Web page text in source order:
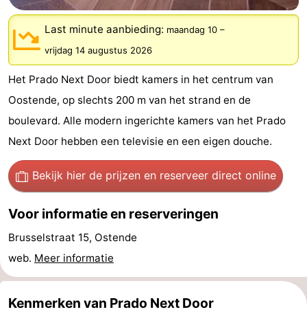
Musea
-
Monumenten
Kerken
-
Uitkijkpunten
Attracties
-
Rondvaarten
-
Speeltuinen
-
Binnenspeeltuinen
-
Minigolfbanen
Wellness
Last minute aanbieding: maandag 10 –
vrijdag 14 augustus 2026
Het Prado Next Door biedt kamers in het centrum van
Oostende, op slechts 200 m van het strand en de
boulevard. Alle modern ingerichte kamers van het Prado
Next Door hebben een televisie en een eigen douche.
Bekijk hier de prijzen en reserveer direct online
Voor informatie en reserveringen
Brusselstraat 15, Ostende
web. Meer informatie
Kenmerken van Prado Next Door